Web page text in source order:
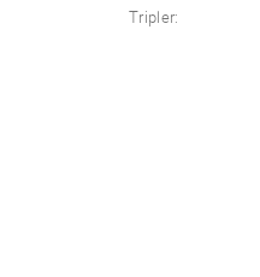
Tripler: